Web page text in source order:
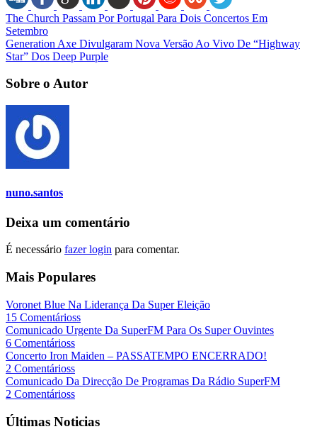
The Church Passam Por Portugal Para Dois Concertos Em
Setembro
Generation Axe Divulgaram Nova Versão Ao Vivo De “Highway
Star” Dos Deep Purple
Sobre o Autor
nuno.santos
Deixa um comentário
É necessário fazer login para comentar.
Mais Populares
Voronet Blue Na Liderança Da Super Eleição
15 Comentárioss
Comunicado Urgente Da SuperFM Para Os Super Ouvintes
6 Comentárioss
Concerto Iron Maiden – PASSATEMPO ENCERRADO!
2 Comentárioss
Comunicado Da Direcção De Programas Da Rádio SuperFM
2 Comentárioss
Últimas Noticias